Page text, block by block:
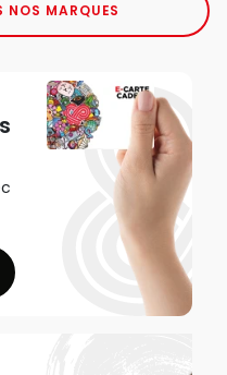
NOS MARQUES